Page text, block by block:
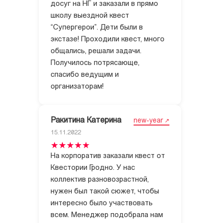
досуг на НГ и заказали в прямо
школу выездной квест
“Супергерои”. Дети были в
экстазе! Проходили квест, много
общались, решали задачи.
Получилось потрясающе,
спасибо ведущим и
организаторам!
Ракитина Катерина new-year
15.11.2022
На корпоратив заказали квест от
Квестории Гродно. У нас
коллектив разновозрастной,
нужен был такой сюжет, чтобы
интересно было участвовать
всем. Менеджер подобрала нам